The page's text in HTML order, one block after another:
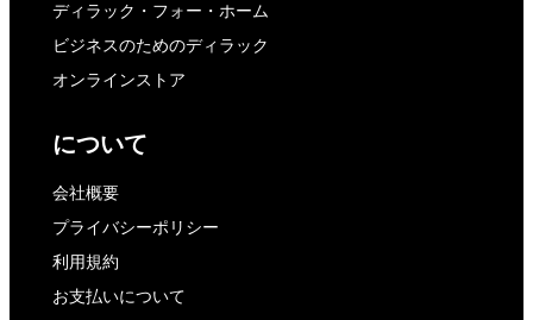
ディラック・フォー・ホーム
ビジネスのためのディラック
オンラインストア
について
会社概要
プライバシーポリシー
利用規約
お支払いについて